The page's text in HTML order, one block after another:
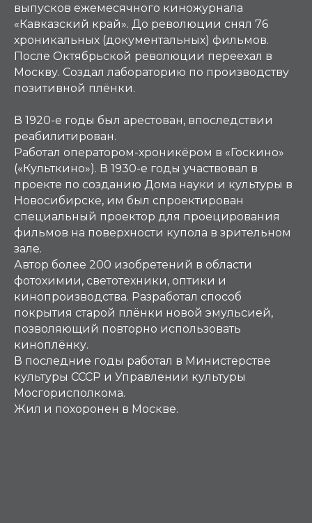
выпусков ежемесячного киножурнала
«Кавказский край». До революции снял 76
хроникальных (документальных) фильмов.
После Октябрьской революции переехал в
Москву. Создал лабораторию по производству
позитивной плёнки.
В 1920-е годы был арестован, впоследствии
реабилитирован.
Работал оператором-хроникёром в «Госкино»
(«Культкино»). В 1930-е годы участвовал в
проекте по созданию Дома науки и культуры в
Новосибирске, им был спроектирован
специальный проектор для проецирования
фильмов на поверхности купола в зрительном
зале.
Автор более 200 изобретений в области
фотохимии, светотехники, оптики и
кинопроизводства. Разработал способ
покрытия старой плёнки новой эмульсией,
позволяющий повторно использовать
киноплёнку.
В последние годы работал в Министерстве
культуры СССР и Управлении культуры
Мосгорисполкома.
Жил и похоронен в Москве.